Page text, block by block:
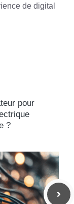
de digital
pour
?